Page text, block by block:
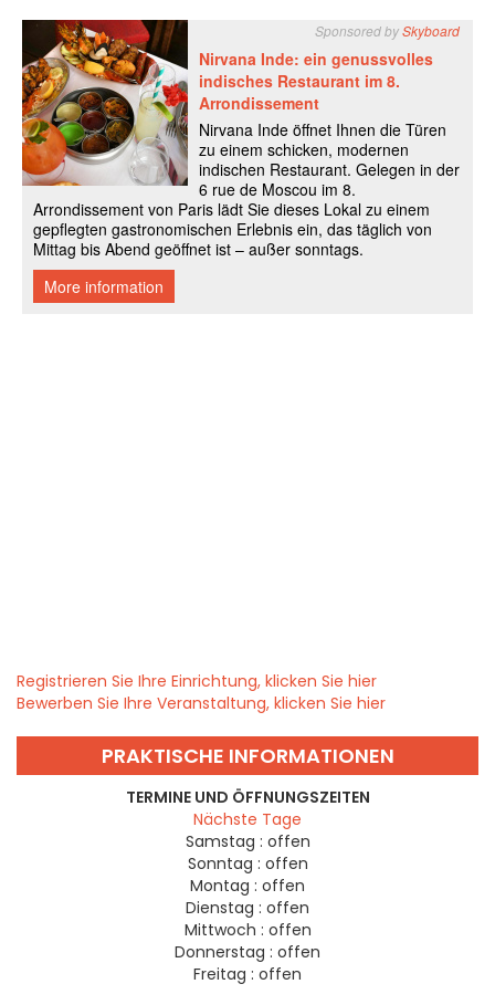
Registrieren Sie Ihre Einrichtung, klicken Sie hier
Bewerben Sie Ihre Veranstaltung, klicken Sie hier
PRAKTISCHE INFORMATIONEN
TERMINE UND ÖFFNUNGSZEITEN
Nächste Tage
Samstag : offen
Sonntag : offen
Montag : offen
Dienstag : offen
Mittwoch : offen
Donnerstag : offen
Freitag : offen